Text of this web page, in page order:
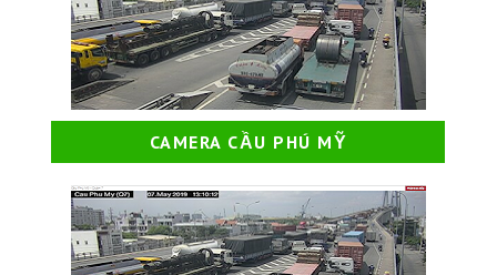
CAMERA CẦU PHÚ MỸ